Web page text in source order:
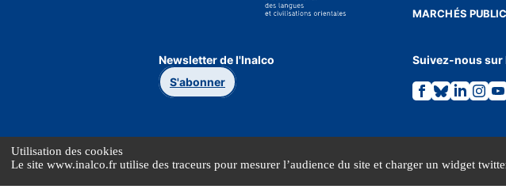
Utilisation des cookies
Le site www.inalco.fr utilise des traceurs pour mesurer l’audience du site et charger un widget
MARCHÉS
Newsletter de l'Inalco
S'abonner
Suivez-nous sur
Lien
vers
Facebook.
Lien
vers
Bluesky.
Lien
vers
Linkedin.
Lien
vers
MENTIONS